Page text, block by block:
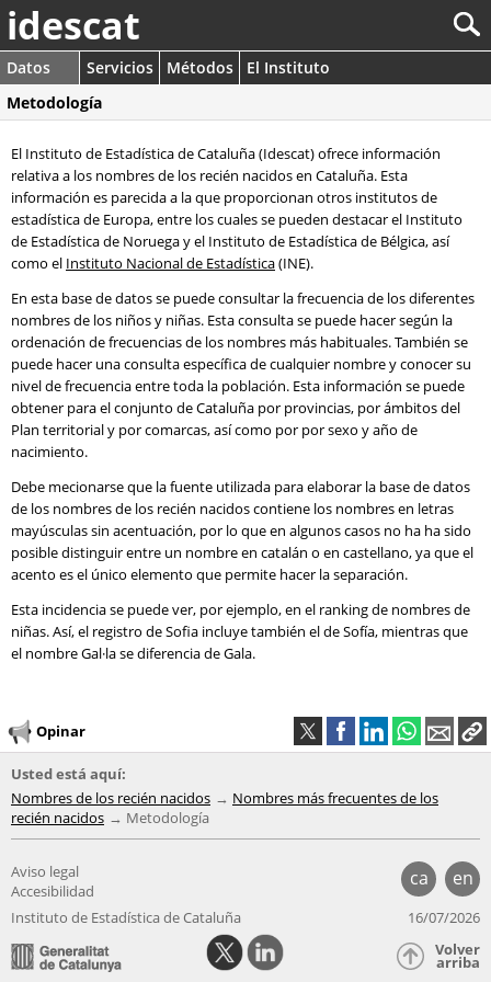
idescat
Datos Servicios Métodos
El Instituto
Metodología
El Instituto de Estadística de Cataluña (Idescat) ofrece información
relativa a los nombres de los recién nacidos en Cataluña. Esta
información es parecida a la que proporcionan otros institutos de
estadística de Europa, entre los cuales se pueden destacar el Instituto
de Estadística de Noruega y el Instituto de Estadística de Bélgica, así
como el Instituto Nacional de Estadística(INE).
En esta base de datos se puede consultar la frecuencia de los diferentes
nombres de los niños y niñas. Esta consulta se puede hacer según la
ordenación de frecuencias de los nombres más habituales. También se
puede hacer una consulta específica de cualquier nombre y conocer su
nivel de frecuencia entre toda la población. Esta información se puede
obtener para el conjunto de Cataluña por provincias, por ámbitos del
Plan territorial y por comarcas, así como por por sexo y año de
nacimiento.
Debe mecionarse que la fuente utilizada para elaborar la base de datos
de los nombres de los recién nacidos contiene los nombres en letras
mayúsculas sin acentuación, por lo que en algunos casos no ha ha sido
posible distinguir entre un nombre en catalán o en castellano, ya que el
acento es el único elemento que permite hacer la separación.
Esta incidencia se puede ver, por ejemplo, en el ranking de nombres de
niñas. Así, el registro de Sofia incluye también el de Sofía, mientras que
el nombre Gal·la se diferencia de Gala.
Opinar
Usted está aquí:
Nombres de los recién nacidos
Nombres más frecuentes de los
recién nacidos
Metodología
ca en
Aviso legal
Accesibilidad
Instituto de Estadística de Cataluña
16/07/2026
Volver
arriba